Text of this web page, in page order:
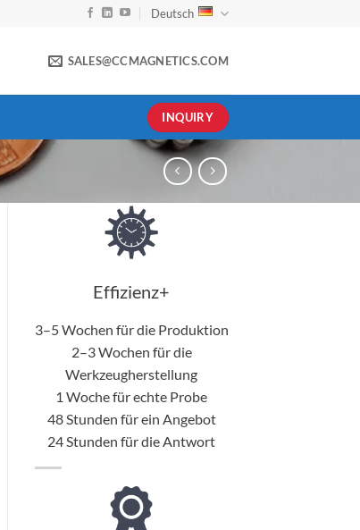
Deutsch
SALES@CCMAGNETICS.COM
INQUIRY
Effizienz+
3–5 Wochen für die Produktion
2–3 Wochen für die
Werkzeugherstellung
1 Woche für echte Probe
48 Stunden für ein Angebot
24 Stunden für die Antwort